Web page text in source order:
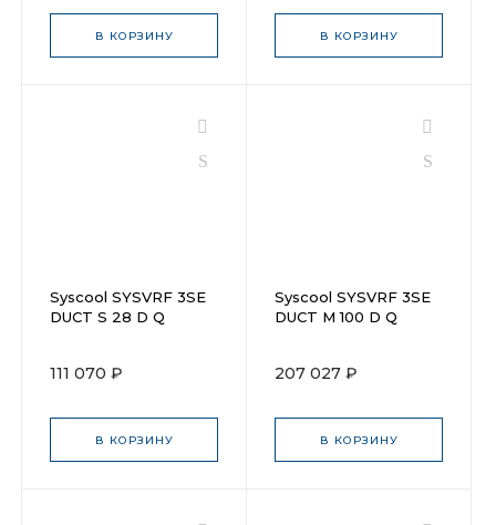
В КОРЗИНУ В КОРЗИНУ
Syscool SYSVRF 3SE
DUCT S 28 D Q
111 070 ₽
В КОРЗИНУ
Syscool SYSVRF 3SE
DUCT M 100 D Q
207 027 ₽
В КОРЗИНУ